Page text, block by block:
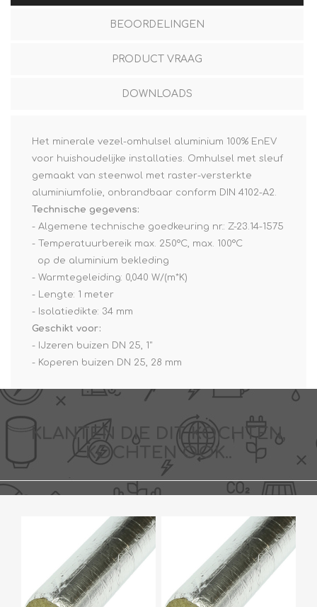
BEOORDELINGEN
PRODUCT VRAAG
DOWNLOADS
Het minerale vezel-omhulsel aluminium 100% EnEV
voor huishoudelijke installaties. Omhulsel met sleuf
gemaakt van steenwol met raster-versterkte
aluminiumfolie, onbrandbaar conform DIN 4102-A2.
Technische gegevens:
- Algemene technische goedkeuring nr.: Z-23.14-1575
- Temperatuurbereik max. 250°C, max. 100°C
op de aluminium bekleding
- Warmtegeleiding: 0,040 W/(m*K)
- Lengte: 1 meter
- Isolatiedikte: 34 mm
Geschikt voor:
- IJzeren buizen DN 25, 1"
- Koperen buizen DN 25, 28 mm
KLANTEN DIE DIT KOCHTEN,
KOCHTEN OOK..